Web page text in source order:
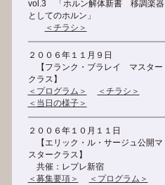
vol.3 「ホルン解体新書 移調楽器
としてのホルン」
＜チラシ＞
２００６年１１月９日
【フランク・ブラレイ マスター
クラス】
＜プログラム＞
＜チラシ＞
＜当日の様子＞
２００６年１０月１１日
【エリック・ル・サージュ公開マ
スタークラス】
共催：レプレ新宿
＜募集要項＞
＜プログラム＞